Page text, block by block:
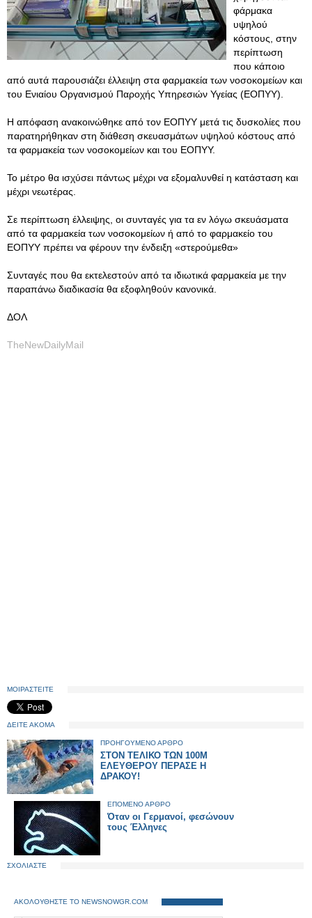
φάρμακα
υψηλού
κόστους, στην
περίπτωση
που κάποιο
από αυτά παρουσιάζει έλλειψη στα φαρμακεία των νοσοκομείων και
του Ενιαίου Οργανισμού Παροχής Υπηρεσιών Υγείας (ΕΟΠΥΥ).
Η απόφαση ανακοινώθηκε από τον ΕΟΠΥΥ μετά τις δυσκολίες που
παρατηρήθηκαν στη διάθεση σκευασμάτων υψηλού κόστους από
τα φαρμακεία των νοσοκομείων και του ΕΟΠΥΥ.
Το μέτρο θα ισχύσει πάντως μέχρι να εξομαλυνθεί η κατάσταση και
μέχρι νεωτέρας.
Σε περίπτωση έλλειψης, οι συνταγές για τα εν λόγω σκευάσματα
από τα φαρμακεία των νοσοκομείων ή από το φαρμακείο του
ΕΟΠΥΥ πρέπει να φέρουν την ένδειξη «στερούμεθα»
Συνταγές που θα εκτελεστούν από τα ιδιωτικά φαρμακεία με την
παραπάνω διαδικασία θα εξοφληθούν κανονικά.
ΔΟΛ
TheNewDailyMail
ΜΟΙΡΑΣΤΕΙΤΕ
ΔΕΙΤΕ ΑΚΟΜΑ
ΠΡΟΗΓΟΥΜΕΝΟ ΑΡΘΡΟ
ΣΤΟΝ ΤΕΛΙΚΟ ΤΩΝ 100Μ
ΕΛΕΥΘΕΡΟΥ ΠΕΡΑΣΕ Η
ΔΡΑΚΟΥ!
ΕΠΟΜΕΝΟ ΑΡΘΡΟ
Όταν οι Γερμανοί, φεσώνουν
τους Έλληνες
ΣΧΟΛΙΑΣΤΕ
ΑΚΟΛΟΥΘΗΣΤΕ ΤΟ NEWSNOWGR.COM